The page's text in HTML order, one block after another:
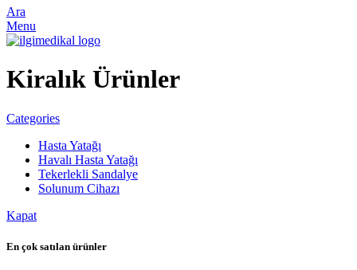
Ara
Menu
Kiralık Ürünler
Categories
Hasta Yatağı
Havalı Hasta Yatağı
Tekerlekli Sandalye
Solunum Cihazı
Kapat
En çok satılan ürünler